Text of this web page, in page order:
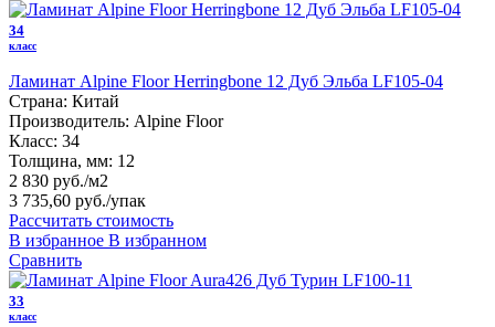
34
класс
Ламинат Alpine Floor Herringbone 12 Дуб Эльба LF105-04
Страна: Китай
Производитель: Alpine Floor
Класс: 34
Толщина, мм: 12
2 830 руб./м2
3 735,60 руб./упак
Рассчитать стоимость
В избранное В избранном
Сравнить
33
класс